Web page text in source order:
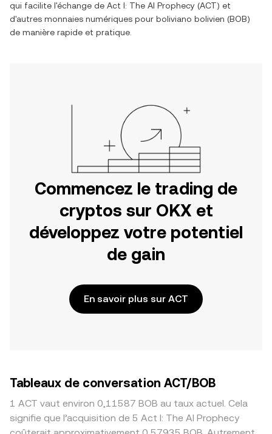
qui facilite l'échange de Act I: The AI Prophecy (ACT) et
d'autres monnaies numériques pour boliviano bolivien (BOB)
de manière rapide et pratique.
Commencez le trading de
cryptos sur OKX et
développez votre potentiel
de gain
En savoir plus sur ACT
Tableaux de conversation ACT/BOB
1 ACT vaut environ 0,11587 BOB au taux actuel. Cela
signifie que l’acquisition de 5 Act I: The AI Prophecy